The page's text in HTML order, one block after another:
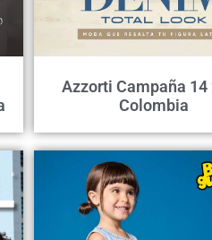
Azzorti Campaña 14
Colombia